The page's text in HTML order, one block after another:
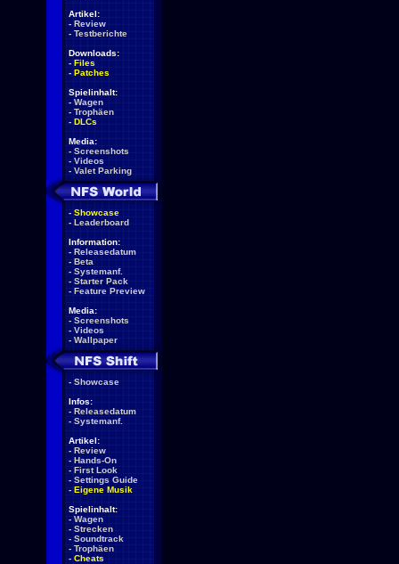
Artikel:
- Review
- Testberichte
Downloads:
- Files
- Patches
Spielinhalt:
- Wagen
- Trophäen
- DLCs
Media:
- Screenshots
- Videos
- Valet Parking
- Showcase
- Leaderboard
Information:
- Releasedatum
- Beta
- Systemanf.
- Starter Pack
- Feature Preview
Media:
- Screenshots
- Videos
- Wallpaper
- Showcase
Infos:
- Releasedatum
- Systemanf.
Artikel:
- Review
- Hands-On
- First Look
- Settings Guide
- Eigene Musik
Spielinhalt:
- Wagen
- Strecken
- Soundtrack
- Trophäen
- Cheats